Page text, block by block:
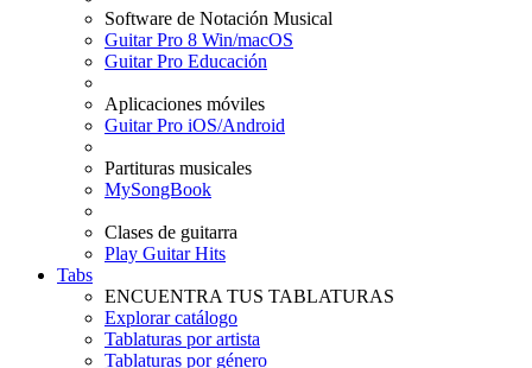
Software de Notación Musical
Guitar Pro 8 Win/macOS
Guitar Pro Educación
Aplicaciones móviles
Guitar Pro iOS/Android
Partituras musicales
MySongBook
Clases de guitarra
Play Guitar Hits
Tabs
ENCUENTRA TUS TABLATURAS
Explorar catálogo
Tablaturas por artista
Tablaturas por género